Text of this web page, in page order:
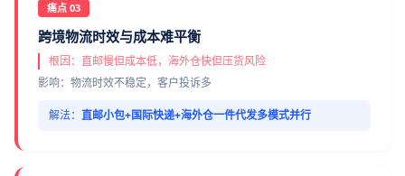
痛点 03
跨境物流时效与成本难平衡
根因：直邮慢但成本低，海外仓快但压货风险
影响：物流时效不稳定，客户投诉多
解法： 直邮小包+国际快递+海外仓一件代发多模式并行